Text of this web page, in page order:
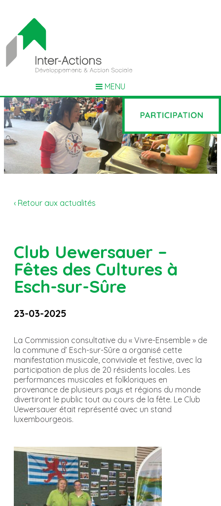
MENU
‹ Retour aux actualités
Club Uewersauer –
Fêtes des Cultures à
Esch-sur-Sûre
23-03-2025
La Commission consultative du « Vivre-Ensemble » de
la commune d’ Esch-sur-Sûre a organisé cette
manifestation musicale, conviviale et festive, avec la
participation de plus de 20 résidents locales. Les
performances musicales et folkloriques en
provenance de plusieurs pays et régions du monde
divertiront le public tout au cours de la fête. Le Club
Uewersauer était représenté avec un stand
luxembourgeois.